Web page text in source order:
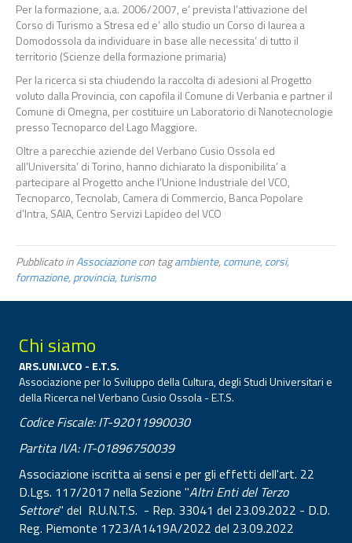
Per la formazione, a.a. 2006/2007, e’ prevista l’attivazione del
Corso di Turismo a Stresa ed e’ allo studio un Corso di laurea a
Domodossola da individuare in base alle necessita’ di tutto il
territorio (Scienze della formazione primaria)
Per la ricerca si sta chiudendo la raccolta di adesioni al Progetto
voluto dalla Provincia, con capofila il Comune di Verbania e partner il
Comune di Omegna, per costituire un Laboratorio di Nanotecnologie
presso Tecnoparco del Lago Maggiore.
Oltre a parecchie aziende del Verbano Cusio Ossola ed
all’Universita’ di Torino, hanno dichiarato la disponibilita’ a
partecipare al Progetto anche l’Unione Industriale del VCO,
Tecnoparco, Tecnolab, Camera di Commercio, Banca Popolare
d’Intra, SAIA, Centro Servizi Lapideo del VCO
Pubblicato inAssociazionecon tagambiente,comune,corsi,
formazione,provincia,turismo
Chi siamo
ARS.UNI.VCO - E.T.S.
Associazione per lo Sviluppo della Cultura, degli Studi Universitari e
della Ricerca nel Verbano Cusio Ossola - E.T.S.
Codice Fiscale: IT-92011990030
Partita IVA: IT-01896750039
Associazione iscritta ai sensi e per gli effetti dell'art. 22
D.Lgs. 117/2017 nella Sezione "Altri Enti del Terzo
Settore" del R.U.N.T.S. - Rep. 33041 del 23.09.2022 - D.D.
Reg. Piemonte 1723/A1419A/2022 del 23.09.2022